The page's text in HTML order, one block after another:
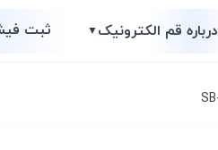
درباره قم الکترونیک▼ ثبت